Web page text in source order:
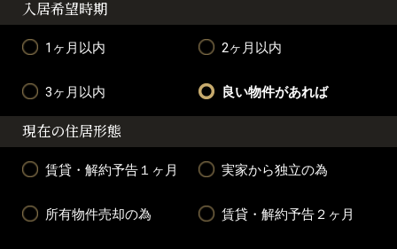
入居希望時期
1ヶ月以内 2ヶ月以内
3ヶ月以内 良い物件があれば
現在の住居形態
賃貸・解約予告１ヶ月 実家から独立の為
所有物件売却の為 賃貸・解約予告２ヶ月